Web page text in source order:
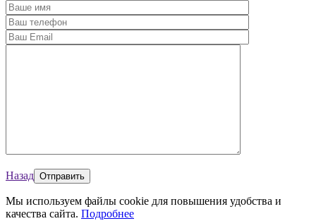
Назад
Мы используем файлы cookie для повышения удобства и
качества сайта. Подробнее